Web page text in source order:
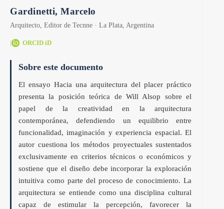
Gardinetti, Marcelo
Arquitecto, Editor de Tecnne · La Plata, Argentina
| ORCID iD
Sobre este documento
El ensayo Hacia una arquitectura del placer práctico
presenta la posición teórica de Will Alsop sobre el
papel de la creatividad en la arquitectura
contemporánea, defendiendo un equilibrio entre
funcionalidad, imaginación y experiencia espacial. El
autor cuestiona los métodos proyectuales sustentados
exclusivamente en criterios técnicos o económicos y
sostiene que el diseño debe incorporar la exploración
intuitiva como parte del proceso de conocimiento. La
arquitectura se entiende como una disciplina cultural
capaz de estimular la percepción, favorecer la